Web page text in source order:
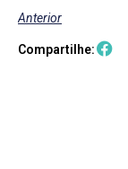
Anterior
Compartilhe: